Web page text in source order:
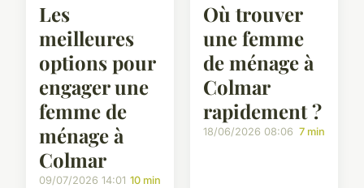
Les
meilleures
options pour
engager une
femme de
ménage à
Colmar
09/07/2026 14:01 10 min
Où trouver
une femme
de ménage à
Colmar
rapidement ?
18/06/2026 08:06 7 min